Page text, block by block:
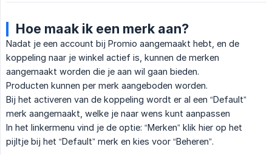
Hoe maak ik een merk aan?
Nadat je een account bij Promio aangemaakt hebt, en de
koppeling naar je winkel actief is, kunnen de merken
aangemaakt worden die je aan wil gaan bieden.
Producten kunnen per merk aangeboden worden.
Bij het activeren van de koppeling wordt er al een “Default”
merk aangemaakt, welke je naar wens kunt aanpassen
In het linkermenu vind je de optie: “Merken” klik hier op het
pijltje bij het “Default” merk en kies voor “Beheren”.